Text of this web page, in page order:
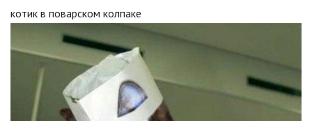
котик в поварском колпаке